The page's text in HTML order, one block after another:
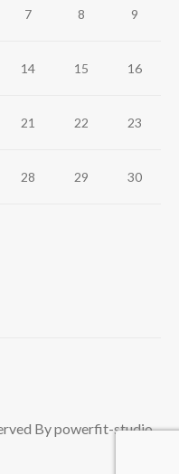
7 8 9
14 15 16
21 22 23
28 29 30
By powerfit-studio